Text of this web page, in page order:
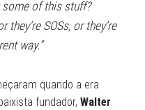
some of this stuff?
SOSs, or they’re
way.”
quando a era
fundador, Walter